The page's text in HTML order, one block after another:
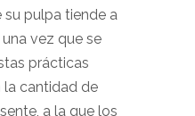
su pulpa tiende a
vez que se
prácticas
la cantidad de
a la que los